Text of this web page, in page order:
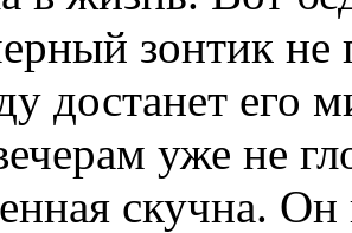
зонтик не
достанет его
уже не
скучна.